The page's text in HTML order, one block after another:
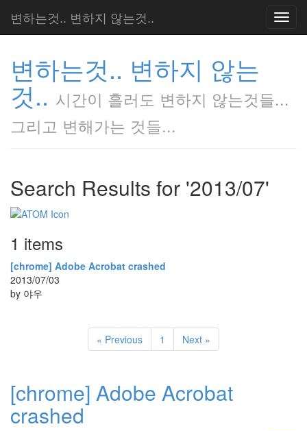
변하는것.. 변하지 않는것..
변하는것.. 변하지 않는
것.. 시간이 흘러도 변하지 않는것들...
그리고 변해가는 것들...
Search Results for '2013/07'
1 items
[chrome] Adobe Acrobat crashed
2013/07/03
by 야우
« Previous 1 Next »
[chrome] Adobe Acrobat
crashed